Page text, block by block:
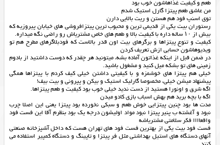
طعم و کیفیت غذاهاشون خوب بود
من عاشق طعم پیتزا گارل استیک شدم
توی اسنپ فود هم هستن و ریت بالایی دارن
رستوران بيت یکی از قدیمی ترین و محبوب ترین پیتزافروشی های خیابان پیروزیه که
بیش از ۱۰ ساله داره با کیفیت بالا و طعم های خاص مشتریاش رو راضی نگه میداره.
کیفیت و تنوع پیتزاها و برگرهای بیت اون قدر بالاست که فودبلاگرهای مطرح هم تو
ویدیوهاشون حسابی ازش تعریف کردن
در ضمن قبل از اینکه غذاتون آماده بشه، میتونید هر چقدر که دوست داشتید از بادوم
زمینی های تو بشکه میل کنید و مشغول باشید.
خیلی هم پیتزا های خوشمزه و با کیفیتی داشتن خیلی کیف کردم با پیتزاها همگی
پیشنهاد میشن خیلی، مخصوصا گارلیک استیک و بیکن و پپرونی و بیت بیف!
اگه شرق و اونورا هستید از دست ندید خیلی خوب بود کیفیت و طعم پیتزاها.
اگه با بچه برید هم بهش اسباب بازی کادو میدن
مدت ها بود چنین پیتزایی خوش طعم و سبکی نخورده بود پیتزا یعنی این اصلا چرب
نبود و آغشته ب پنیر پیتزا نبود مواد اولیشون درجه یک بود بنظرم آقا این فست فود
واقعاااا فکر سلامتی مشتریاشه
فست فود بیت یکی از بهترین فست فود های تهران هست که داخل آشپزخانه صنعتی
آنهای دستگاه های استیل بهداشتی مثل فر پیتزا وتاپینگ و دستگاه کمپیر استفاده می